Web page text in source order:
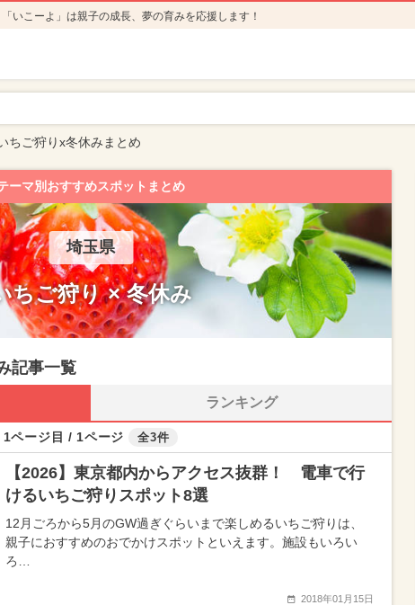
いこーよ」は親子の成長、夢の育みを応援します！
ちご狩りx冬休みまとめ
ーマ別おすすめスポットまとめ
埼玉県
ちご狩り × 冬休み
記事一覧
ランキング
1ページ目 / 1ページ 全3件
【2026】東京都内からアクセス抜群！ 電車で行
けるいちご狩りスポット8選
12月ごろから5月のGW過ぎぐらいまで楽しめるいちご狩りは、
親子におすすめのおでかけスポットといえます。施設もいろい
ろ…
2018年01月15日